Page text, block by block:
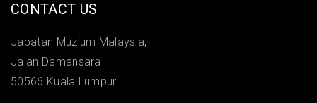
CONTACT US
Jabatan Muzium Malaysia,
Jalan Damansara
50566 Kuala Lumpur